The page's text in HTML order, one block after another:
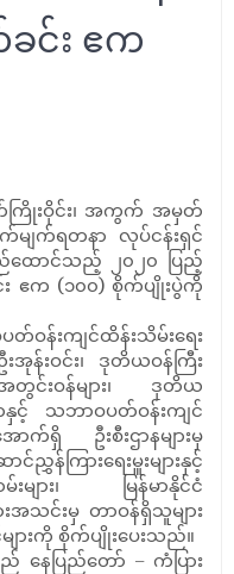
ခင်း ဧက
က်ကြိုးဝိုင်း၊ အကွက် အမှတ်
မျက်ရတနာ လုပ်ငန်းရှင်
ည်ထောင်သည့် ၂၀၂၀ ပြည့်
ဧက (၁၀၀) စိုက်ပျိုးပွဲကို
န်းကျင်ထိန်းသိမ်းရေး
အုန်းဝင်း၊ ဒုတိယဝန်ကြီး
တွင်းဝန်များ၊ ဒုတိယ
င့် သဘာဝပတ်ဝန်းကျင်
က်ရှိ ဦးစီးဌာနများမှ
ညွှန်ကြားရေးမှူးများနှင့်
များ၊ မြန်မာနိုင်ငံ
အသင်းမှ တာဝန်ရှိသူများ
ားကို စိုက်ပျိုးပေးသည်။
နေပြည်တော် – ကံပြား